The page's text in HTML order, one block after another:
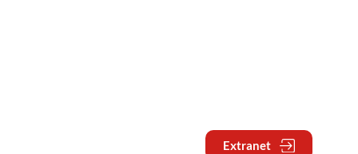
Extranet